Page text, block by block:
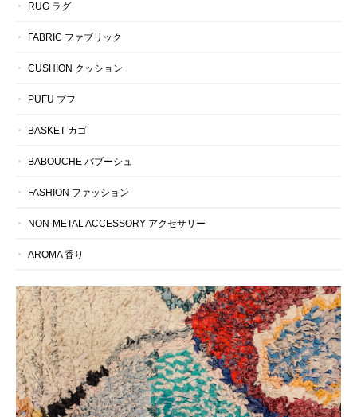
RUG ラグ
FABRIC ファブリック
CUSHION クッション
PUFU プフ
BASKET カゴ
BABOUCHE バブーシュ
FASHION ファッション
NON-METAL ACCESSORY アクセサリー
AROMA 香り